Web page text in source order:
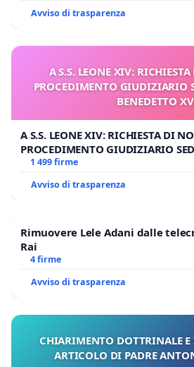
Avviso di trasparenza
A S.S. LEONE XIV:
PROCEDIMENTO GIUDIZIARIO
BENEDETTO
A S.S. LEONE XIV: RICHIESTA DI
PROCEDIMENTO GIUDIZIARIO
BENEDETTO XVI
1 499 firme
Avviso di trasparenza
Rimuovere Lele Adani dalle
Rai
4 firme
Avviso di trasparenza
CHIARIMENTO DOTTRINALE E
ARTICOLO DI PADRE